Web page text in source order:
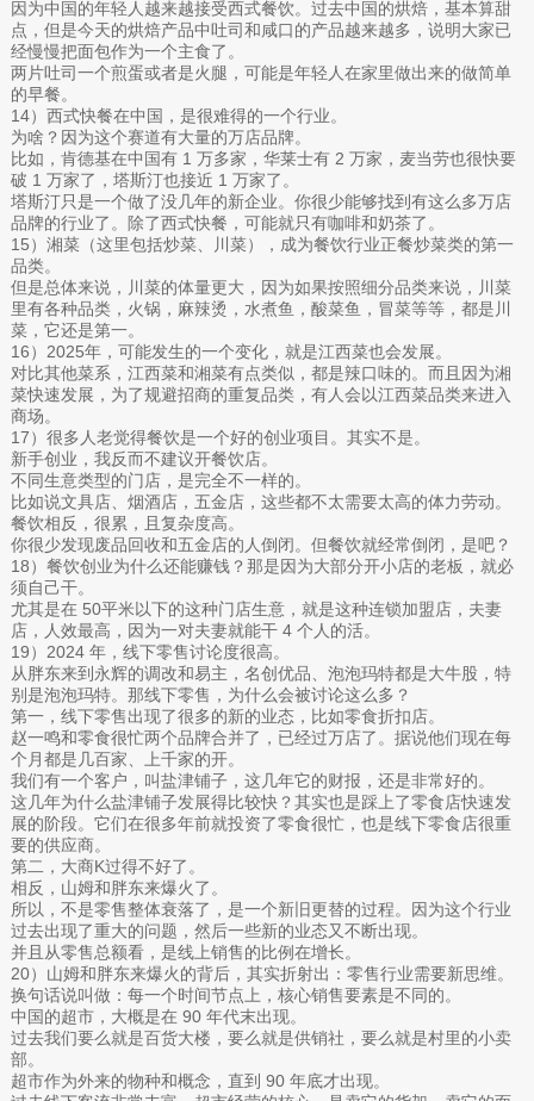
因为中国的年轻人越来越接受西式餐饮。过去中国的烘焙，基本算甜
点，但是今天的烘焙产品中吐司和咸口的产品越来越多，说明大家已
经慢慢把面包作为一个主食了。‍‍‍‍‍‍‍‍‍‍‍
两片吐司一个煎蛋或者是火腿，可能是年轻人在家里做出来的做简单
的早餐。‍‍‍‍‍‍‍‍
14）西式快餐在中国，是很难得的一个行业。
为啥？因为这个赛道有大量的万店品牌。
比如，肯德基在中国有 1 万多家，华莱士有 2 万家，麦当劳也很快要
破 1 万家了，塔斯汀也接近 1 万家了。
塔斯汀只是一个做了没几年的新企业。你很少能够找到有这么多万店
品牌的行业了。除了西式快餐，可能就只有咖啡和奶茶了。
15）湘菜（这里包括炒菜、川菜），成为餐饮行业正餐炒菜类的第一
品类。
但是总体来说，川菜的体量更大，因为如果按照细分品类来说，川菜
里有各种品类，火锅，麻辣烫，水煮鱼，酸菜鱼，冒菜等等，都是川
菜，它还是第一。
16）2025年，可能发生的一个变化，就是江西菜也会发展。
对比其他菜系，江西菜和湘菜有点类似，都是辣口味的。而且因为湘
菜快速发展，为了规避招商的重复品类，有人会以江西菜品类来进入
商场。‍‍‍‍‍‍‍‍‍‍‍‍‍‍
17）很多人老觉得餐饮是一个好的创业项目。其实不是。
新手创业，我反而不建议开餐饮店。
不同生意类型的门店，是完全不一样的。
比如说文具店、烟酒店，五金店，这些都不太需要太高的体力劳动。
餐饮相反，很累，且复杂度高。
你很少发现废品回收和五金店的人倒闭。但餐饮就经常倒闭，是吧？
18）餐饮创业为什么还能赚钱？那是因为大部分开小店的老板，就必
须自己干。
尤其是在 50平米以下的这种门店生意，就是这种连锁加盟店，夫妻
店，人效最高，因为一对夫妻就能干 4 个人的活。‍
19）2024 年，线下零售讨论度很高。
从胖东来到永辉的调改和易主，名创优品、泡泡玛特都是大牛股，特
别是泡泡玛特。那线下零售，为什么会被讨论这么多？
第一，线下零售出现了很多的新的业态，比如零食折扣店。
赵一鸣和零食很忙两个品牌合并了，已经过万店了。据说他们现在每
个月都是几百家、上千家的开。
我们有一个客户，叫盐津铺子，这几年它的财报，还是非常好的。
这几年为什么盐津铺子发展得比较快？其实也是踩上了零食店快速发
展的阶段。它们在很多年前就投资了零食很忙，也是线下零食店很重
要的供应商。
第二，大商K过得不好了。
相反，山姆和胖东来爆火了。
所以，不是零售整体衰落了，是一个新旧更替的过程。因为这个行业
过去出现了重大的问题，然后一些新的业态又不断出现。
并且从零售总额看，是线上销售的比例在增长。
20）山姆和胖东来爆火的背后，其实折射出：零售行业需要新思维。
换句话说叫做：每一个时间节点上，核心销售要素是不同的。
中国的超市，大概是在 90 年代末出现。
过去我们要么就是百货大楼，要么就是供销社，要么就是村里的小卖
部。
超市作为外来的物种和概念，直到 90 年底才出现。